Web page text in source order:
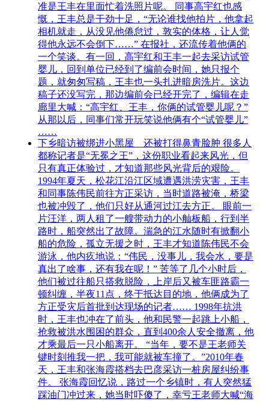
准是王丰在里面忙着洗照片呢。 同事高宇红也感
慨，王丰总是干劲十足，“无论谁找他拍片，他拿起
相机就走，从没见他倦怠过，敦实的体格，让人觉
得他永远不会倒下……” 在报社，还流传着他俩的
一个笑谈。有一回，高宇红和王丰一起去采访试管
婴儿，回到单位已经到了编前会时间，她只报个
题，就匆匆写稿，王丰也一头扎进暗房洗片。这边
稿子还没写完，那边编前会已经开完了，编辑在走
廊里大喊：“高宇红、王丰，你俩的试管婴儿呢？”
从那以后，同事们常开玩笑说他俩有个“试管婴儿”
……
下乡暗访被绑进小黑屋 还被打得鼻青脸肿 很多人
都称记者是“无冕之王”，这份职业看起来风光，但
只有真正体验过，才知道那些风光背后的艰险。
1994年夏天，松花江沿江区域遭遇洪涝灾害，王丰
和同事陈伟民前往方正采访，当时道路被淹，桥梁
也被冲毁了，他们只好从通河过江去方正。 眼前一
片汪洋，两人租了一艘带动力的小舢板船，行到半
路时，船突然出了故障。湍急的江水随时有掀翻小
船的危险，孤立无援之时，王丰才知道陈伟民不会
游泳，他内疚地说：“伟民，没事儿，我会水，要是
真出了啥事，还有我在呢！” 苦等了几个小时后，
他们被过往船只搭救脱险，上岸后又被车匪路霸一
顿纠缠，半夜11点，终于抵达目的地，他俩成为了
方正受灾后首批到达现场的记者…… 1998年抗洪
时，王丰也冲在了前头，他和民警一起跳上小船，
抢救被洪水围困的群众，直到400余人安全撤离，他
才乘最后一只小船离开。 “当年，要不是王老师关
键时刻推我一把，我可能就被车撞了。”2010年春
天，王丰和张海霞搭档去巴彦采访一桩房屋纠纷事
件。 张海霞回忆说，路过一个乡镇时，有人突然猛
踩油门冲过来，她当时吓傻了，幸亏王老师大喊“海